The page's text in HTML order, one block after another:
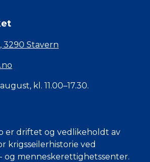
3290 Stavern
kl. 11.00–17.30.
er driftet og vedlikeholdt av
krigsseilerhistorie ved
og menneskerettighetssenter.